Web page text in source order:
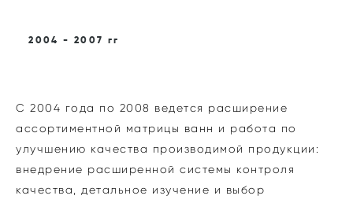
2004 - 2007 гг
С 2004 года по 2008 ведется расширение
ассортиментной матрицы ванн и работа по
улучшению качества производимой продукции:
внедрение расширенной системы контроля
качества, детальное изучение и выбор